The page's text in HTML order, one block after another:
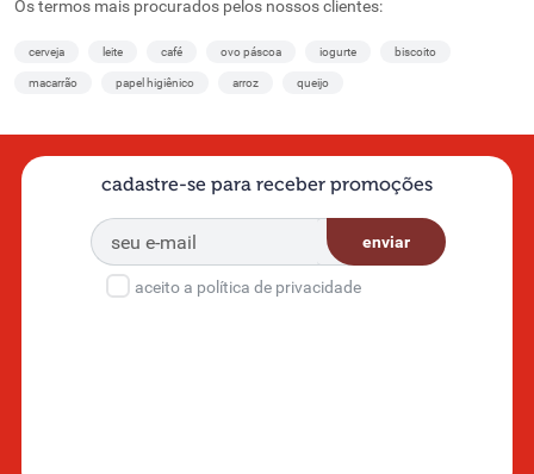
Os termos mais procurados pelos nossos clientes:
cerveja leite café ovo páscoa iogurte biscoito
macarrão papel higiênico arroz queijo
cadastre-se para receber promoções
enviar
aceito a política de privacidade